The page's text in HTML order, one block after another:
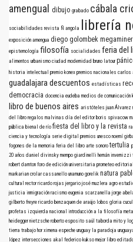
amengual
dibujo grabado cábala
sociabilidades revista Ñ angola librería
exposición amengua diego golombek
epistemología filosofía socialidades feria del
alimentos urbanismo ciudad modernidad bruno latour
historia intelectual premio konex premios nacionales carlos
guadalajaradescuentos estadísticas
democracia docencia eudeba medios de comunicación
libro de buenos aires aristóteles juan Álvarez
del libro regalos malvinas día del editor boris spivacow
pública bienal de río fiesta del libro y la revista
ciencia y tecnología serie digital premios unesco noemí
fogones de la memoria feria del libro arte sonoro tertulia
20 años daniel divinsky mempo giardinelli hernán invernizzi
robert darnton foro de edición universitaria prometeo editorial
markarian crolar cassanello unamuno gorelik natura
cultural rector ricardo rojas jergario josé muzlera agro
justicia inmigración racismo eugenia scarzanella jorge
gilberto freyre ricardo benzaquen de araújo lobos gloria
profetas izquierda nacional introducción a la filosofía
heidegger nietzsche roberto esposito saúl taborda mito y
tierra trabajo hor ximena espeche uruguay la paradoja
lópez intersecciones akal federico kukso mejor libro